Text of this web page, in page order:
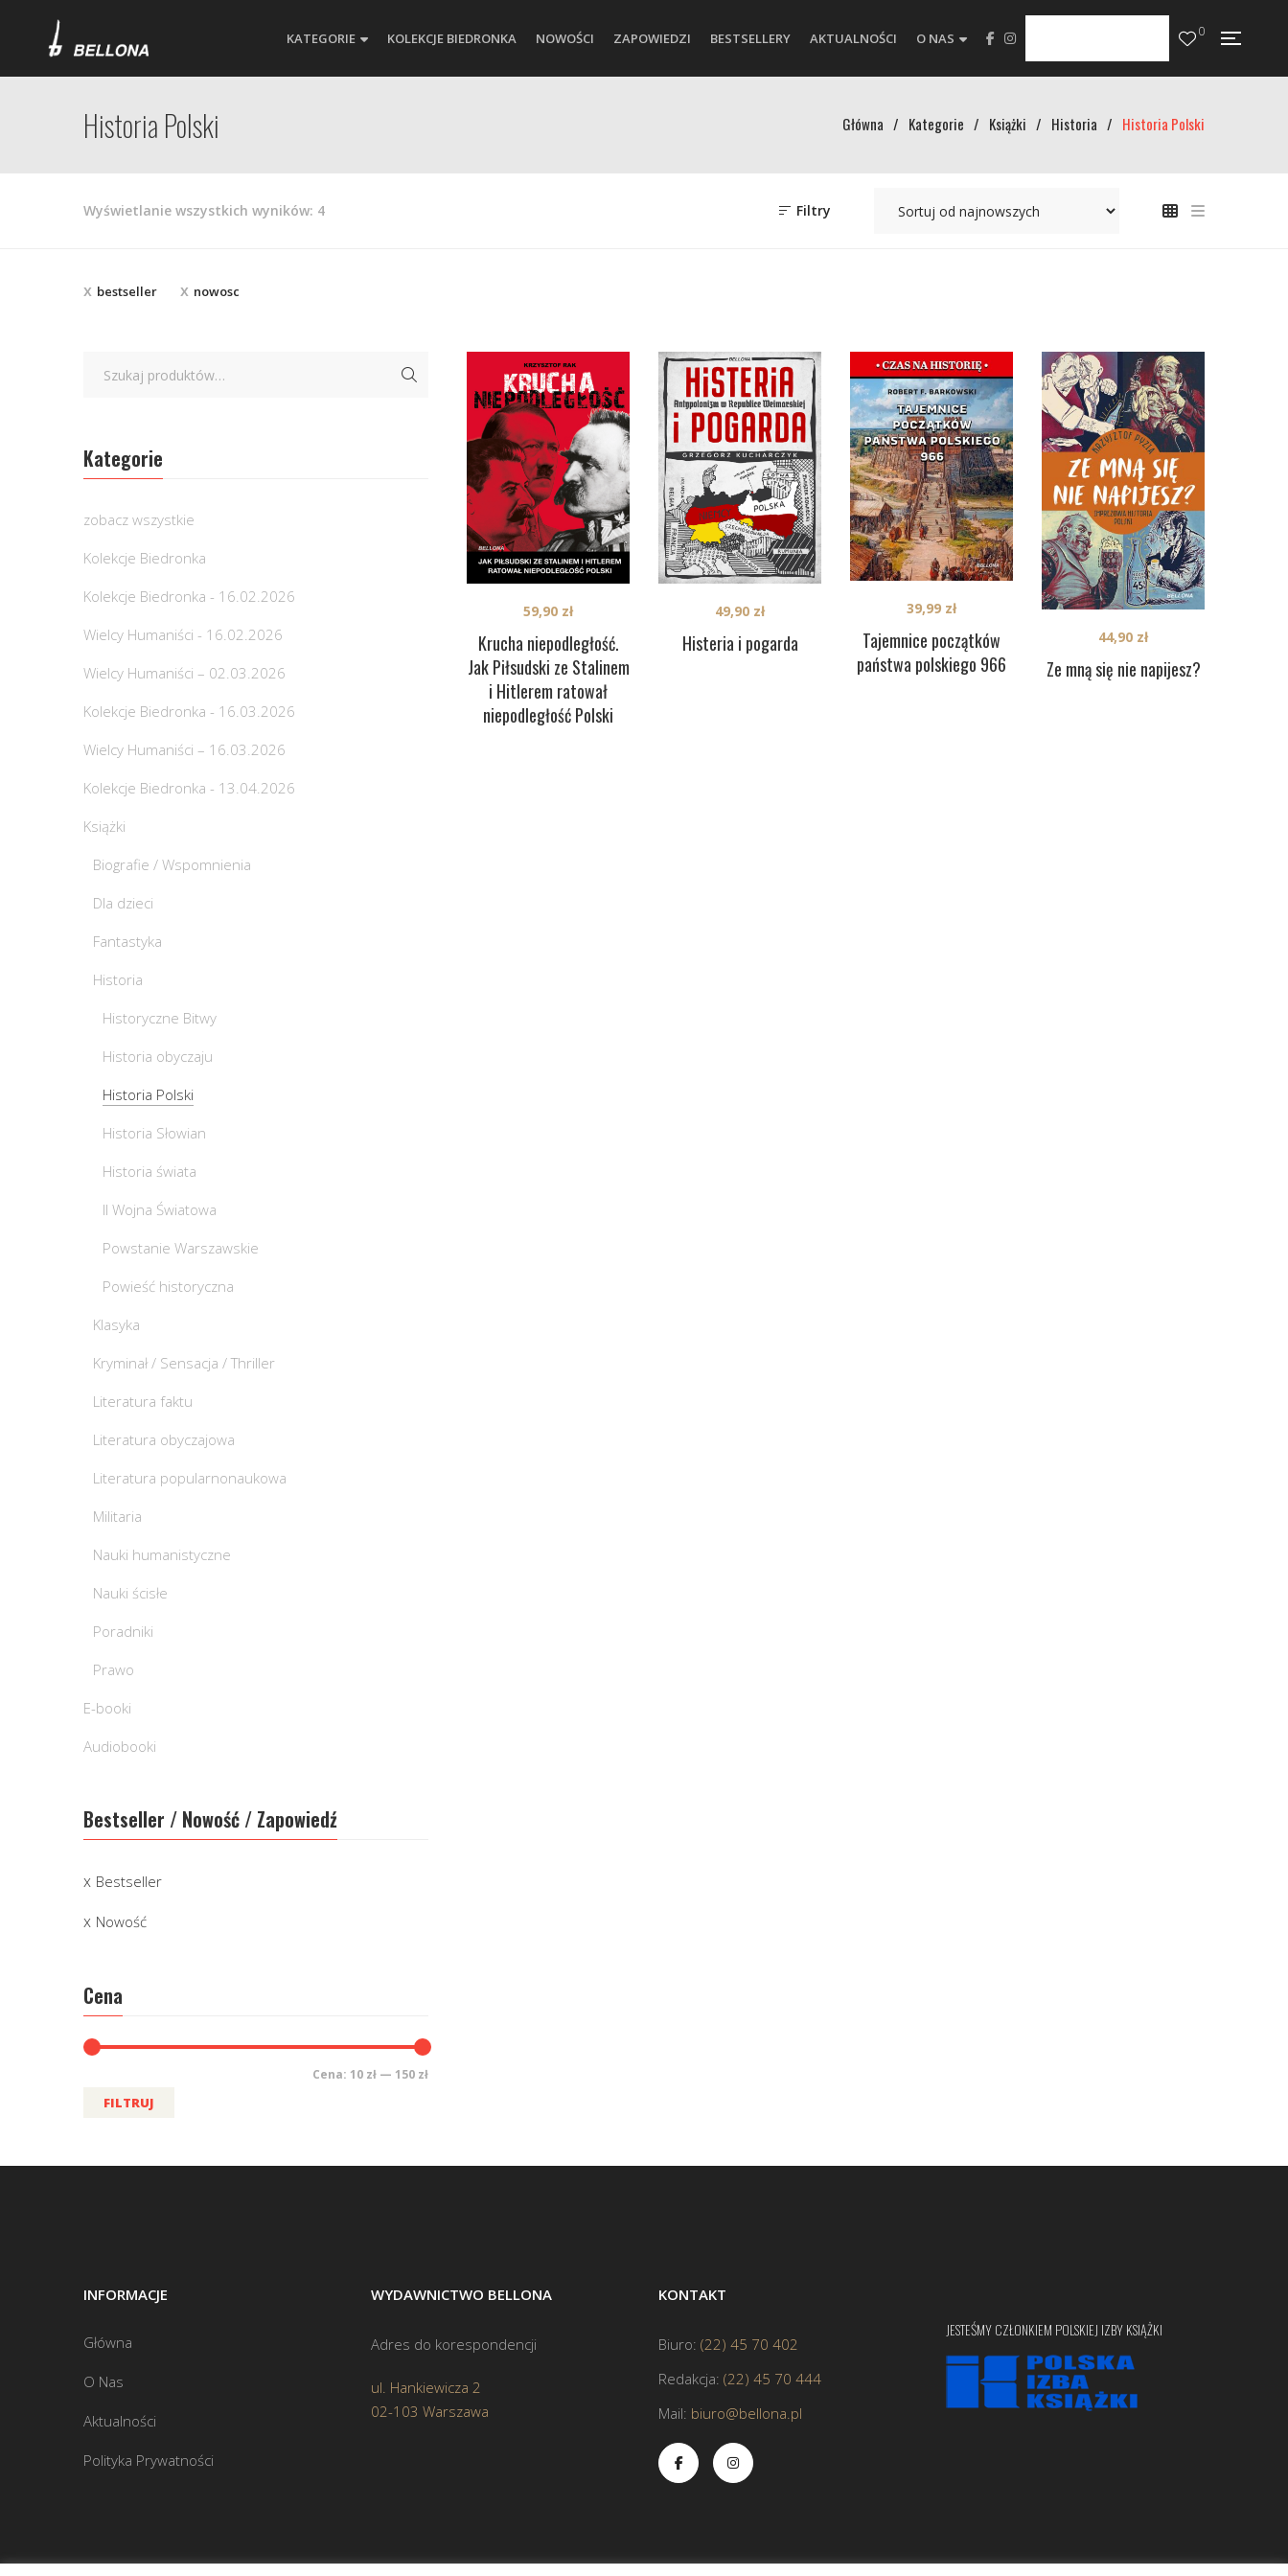
KATEGORIE KOLEKCJE BIEDRONKA NOWOŚCI ZAPOWIEDZI BESTSELLERY AKTUALNOŚCI O NAS 0
Historia Polski Główna / Kategorie / Książki / Historia / Historia Polski
Wyświetlanie wszystkich wyników: 4Posortowane
Filtry
bestseller nowosc
Krucha niepodległość.
Jak Piłsudski ze Stalinem
i Hitlerem ratował
niepodległość Polski
59,90 zł
Histeria i pogarda
49,90 zł
Tajemnice początków
państwa polskiego 966
39,99 zł
Ze mną się nie napijesz?
44,90 zł
Kategorie
zobacz wszystkie
Kolekcje Biedronka
Kolekcje Biedronka - 16.02.2026
Wielcy Humaniści - 16.02.2026
Wielcy Humaniści – 02.03.2026
Kolekcje Biedronka - 16.03.2026
Wielcy Humaniści – 16.03.2026
Kolekcje Biedronka - 13.04.2026
Książki
Biografie / Wspomnienia
Dla dzieci
Fantastyka
Historia
Historyczne Bitwy
Historia obyczaju
Historia Polski
Historia Słowian
Historia świata
II Wojna Światowa
Powstanie Warszawskie
Powieść historyczna
Klasyka
Kryminał / Sensacja / Thriller
Literatura faktu
Literatura obyczajowa
Literatura popularnonaukowa
Militaria
Nauki humanistyczne
Nauki ścisłe
Poradniki
Prawo
E-booki
Audiobooki
Bestseller / Nowość / Zapowiedź
Bestseller
Nowość
Cena
FILTRUJ
Cena: 10 zł — 150 zł
INFORMACJE
Główna
O Nas
Aktualności
Polityka Prywatności
WYDAWNICTWO BELLONA
Adres do korespondencji
ul. Hankiewicza 2
02-103 Warszawa
KONTAKT
Biuro: (22) 45 70 402
Redakcja: (22) 45 70 444
Mail: biuro@bellona.pl
JESTEŚMY CZŁONKIEM POLSKIEJ IZBY KSIĄŻKI